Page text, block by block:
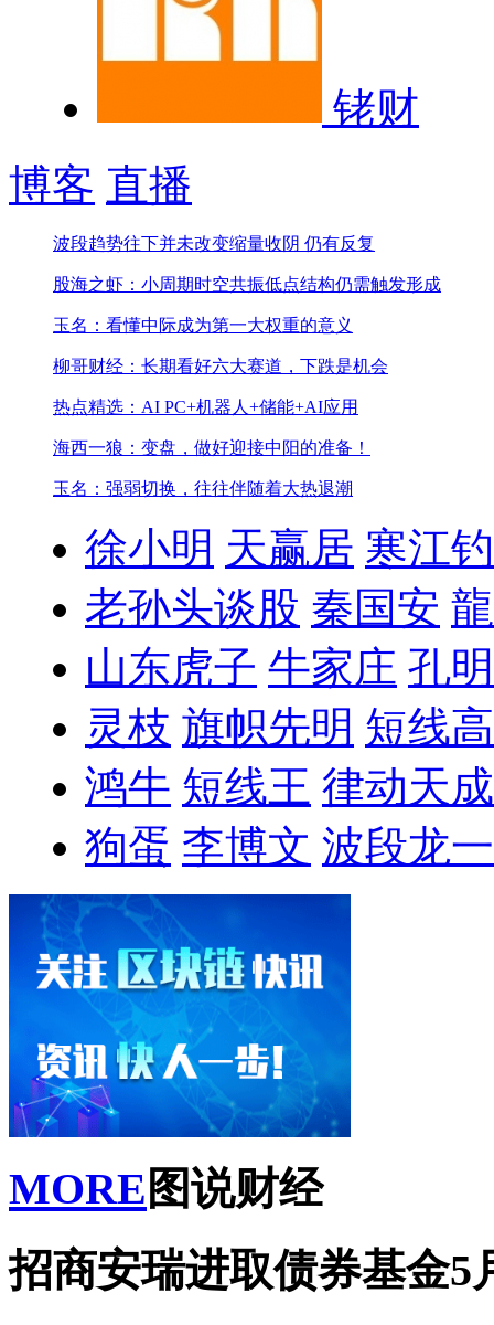
铑财
博客 直播
波段趋势往下并未改变缩量收阴 仍有反复
股海之虾：小周期时空共振低点结构仍需触发形成
玉名：看懂中际成为第一大权重的意义
柳哥财经：长期看好六大赛道，下跌是机会
热点精选：AI PC+机器人+储能+AI应用
海西一狼：变盘，做好迎接中阳的准备！
玉名：强弱切换，往往伴随着大热退潮
徐小明 天赢居 寒江
老孙头谈股 秦国安
山东虎子 牛家庄 孔
灵枝 旗帜先明 短线
鸿牛 短线王 律动天成
狗蛋 李博文 波段龙一
MORE 图说财经
招商安瑞进取债券基金